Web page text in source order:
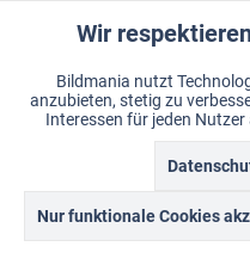
Menü
Funktionale
Marketing
Wir
Bildmania nutzt
anzubieten, stetig zu
Interessen für jeden Nutzer
Nur funktionale Cookies